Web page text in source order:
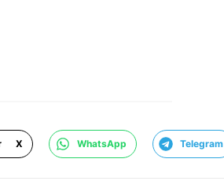
X WhatsApp Telegram